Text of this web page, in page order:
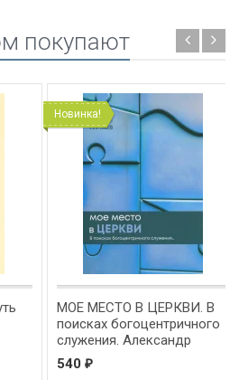
покупают
Новинка!
МОЕ МЕСТО В ЦЕРКВИ. В
поисках богоцентричного
служения. Александр
Гуртаев /новое издание/
540 ₽